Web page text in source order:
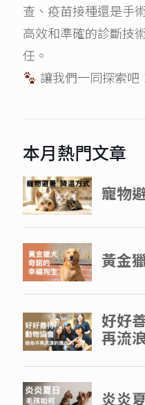
查、疫苗接種還是手
高效和準確的診斷技
任。
讓我們一同探索吧
本月熱門文章